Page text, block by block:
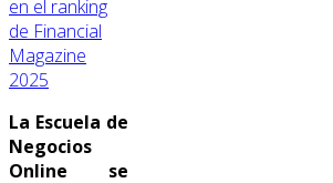
en el ranking
de Financial
Magazine
2025
La Escuela de
Negocios
Online se